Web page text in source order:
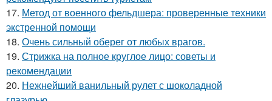
17. Метод от военного фельдшера: проверенные техники
экстренной помощи
18. Очень сильный оберег от любых врагов.
19. Стрижка на полное круглое лицо: советы и
рекомендации
20. Нежнейший ванильный рулет с шоколадной